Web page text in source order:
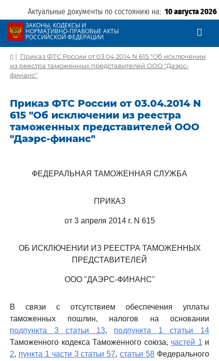
Актуальные документы по состоянию на: 10 августа 2026
ЗАКОНЫ, КОДЕКСЫ И
НОРМАТИВНО-ПРАВОВЫЕ АКТЫ
РОССИЙСКОЙ ФЕДЕРАЦИИ
| Приказ ФТС России от 03.04.2014 N 615 "Об исключении
из реестра таможенных представителей ООО "Даэрс-
финанс"
Приказ ФТС России от 03.04.2014 N
615 "Об исключении из реестра
таможенных представителей ООО
"Даэрс-финанс"
ФЕДЕРАЛЬНАЯ ТАМОЖЕННАЯ СЛУЖБА
ПРИКАЗ
от 3 апреля 2014 г. N 615
ОБ ИСКЛЮЧЕНИИ ИЗ РЕЕСТРА ТАМОЖЕННЫХ
ПРЕДСТАВИТЕЛЕЙ
ООО "ДАЭРС-ФИНАНС"
В связи с отсутствием обеспечения уплаты
таможенных пошлин, налогов на основании
подпункта 3 статьи 13, подпункта 1 статьи 14
Таможенного кодекса Таможенного союза, частей 1 и
2, пункта 1 части 3 статьи 57,статьи 58 Федерального